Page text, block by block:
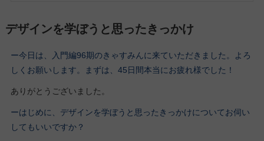
デザインを学ぼうと思ったきっかけ
ー今日は、入門編96期のきゃすみんに来ていただきました。よろ
しくお願いします。
まずは、45日間本当にお疲れ様でした！
ありがとうございました。
ーはじめに、デザインを学ぼうと思ったきっかけについてお伺い
してもいいですか？